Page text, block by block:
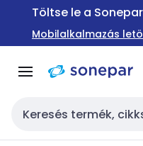
Ugrás a
Ugrás a
tartalomra
Töltse le a
Mobilalkalmazás
Keresési bemenet